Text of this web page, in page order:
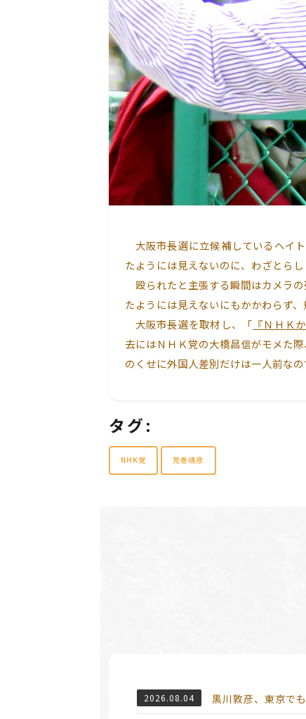
大阪市長選に立候補しているヘイ
たようには見えないのに、わざとら
殴られたと主張する瞬間はカメラ
たようには見えないにもかかわらず
大阪市長選を取材し、「 『ＮＨＫ
去にはＮＨＫ党の大橋昌信がモメた
のくせに外国人差別だけは一人前な
タグ:
NHK党 荒巻靖彦
2026.08.04 黒川敦彦、東京で